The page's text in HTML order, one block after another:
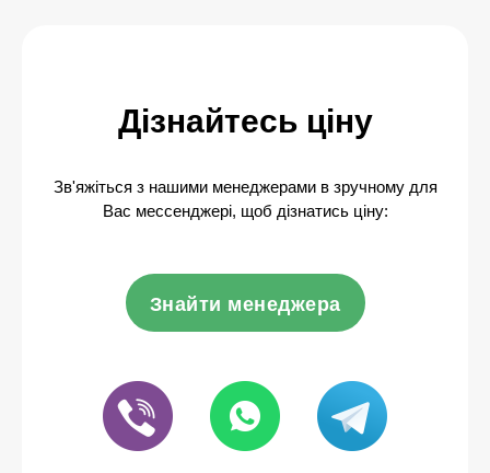
Дізнайтесь ціну
Зв'яжіться з нашими менеджерами в зручному для
Вас мессенджері, щоб дізнатись ціну:
Знайти менеджера